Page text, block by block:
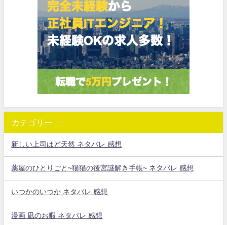
カテゴリー
新しい上司はど天然 ネタバレ 感想
薬屋のひとりごと~猫猫の後宮謎解き手帳~ ネタバレ 感想
いつかのいつか ネタバレ 感想
漫画 凪のお暇 ネタバレ 感想